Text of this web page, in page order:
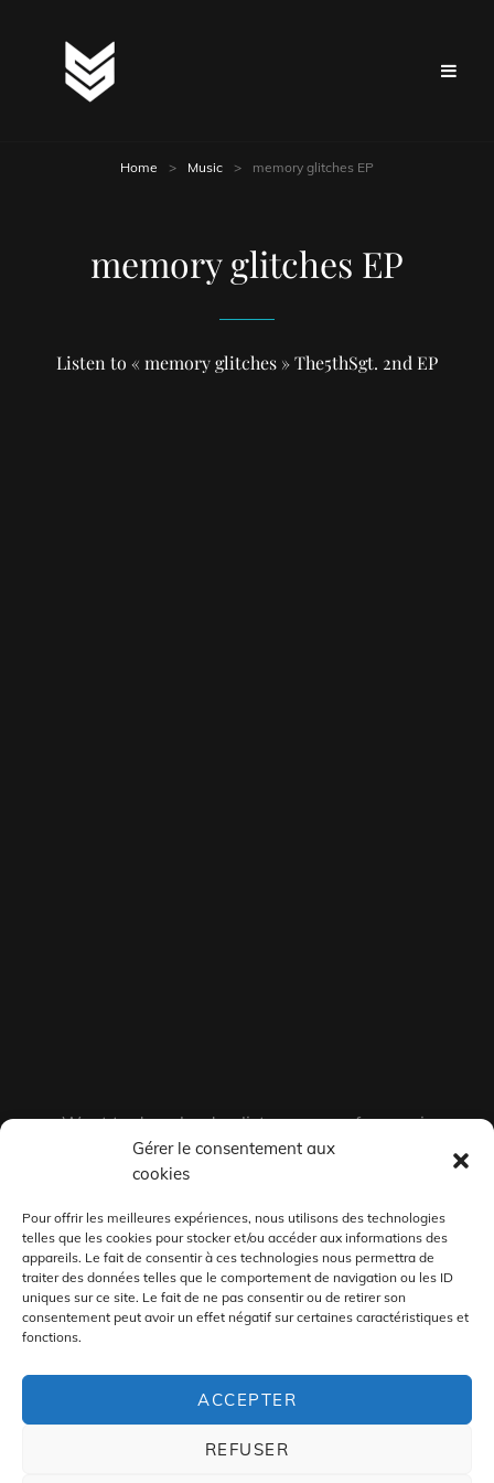
Gérer le consentement aux
cookies
Pour offrir les meilleures expériences, nous utilisons des technologies
telles que les cookies pour stocker et/ou accéder aux informations des
appareils. Le fait de consentir à ces technologies nous permettra de
traiter des données telles que le comportement de navigation ou les ID
uniques sur ce site. Le fait de ne pas consentir ou de retirer son
consentement peut avoir un effet négatif sur certaines caractéristiques et
fonctions.
ACCEPTER
REFUSER
Home > Music > memory glitches EP
memory glitches EP
Listen to « memory glitches » The5thSgt. 2nd EP
Want to download or listen on your fav music
services ?